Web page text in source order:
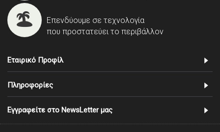
Επενδύουμε σε τεχνολογία
που προστατεύει το περιβάλλον
Εταιρικό Προφίλ
Πληροφορίες
Εγγραφείτε στο NewsLetter μας